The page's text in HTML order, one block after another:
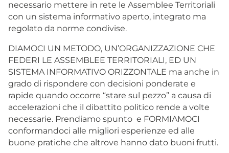
necessario mettere in rete le Assemblee Territoriali
con un sistema informativo aperto, integrato ma
regolato da norme condivise.
DIAMOCI UN METODO, UN’ORGANIZZAZIONE CHE
FEDERI LE ASSEMBLEE TERRITORIALI, ED UN
SISTEMA INFORMATIVO ORIZZONTALE ma anche in
grado di rispondere con decisioni ponderate e
rapide quando occorre “stare sul pezzo” a causa di
accelerazioni che il dibattito politico rende a volte
necessarie. Prendiamo spunto e FORMIAMOCI
conformandoci alle migliori esperienze ed alle
buone pratiche che altrove hanno dato buoni frutti.